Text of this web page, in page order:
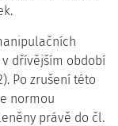
dřívějším období
Po zrušení této
normou
právě do čl.